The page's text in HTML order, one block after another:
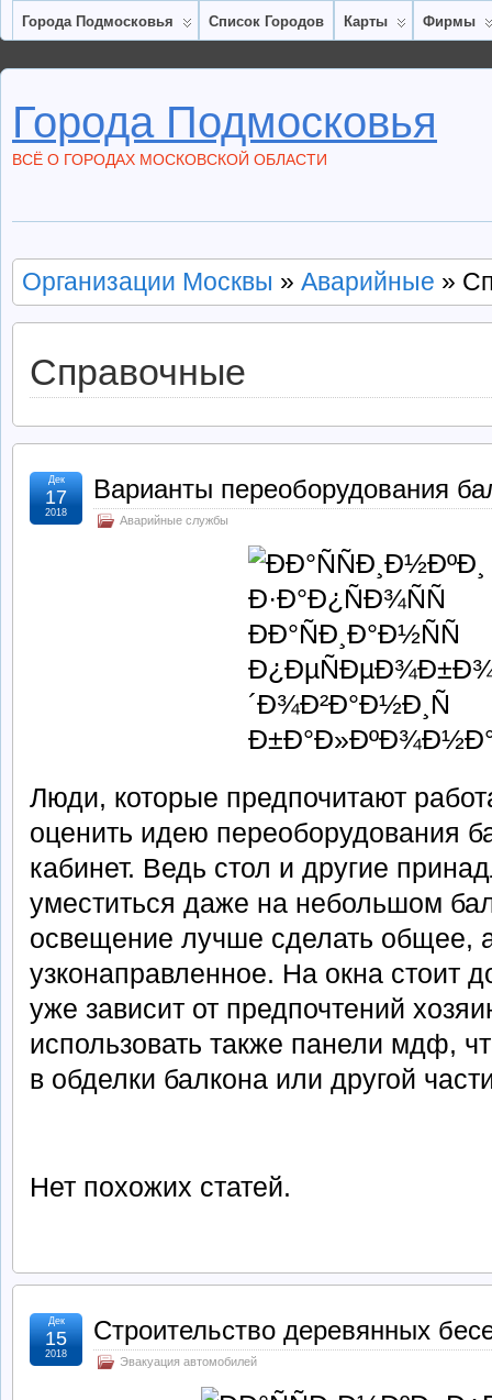
Города Подмосковья Список Городов Карты Фирмы
Города Подмосковья
ВСЁ О ГОРОДАХ МОСКОВСКОЙ ОБЛАСТИ
Организации Москвы » Аварийные »
Справочные
Варианты переоборудования
Аварийные службы
Дек
17
2018
Люди, которые предпочитают
оценить идею переоборудования
кабинет. Ведь стол и другие
уместиться даже на небольшом
освещение лучше сделать общее,
узконаправленное. На окна стоит
уже зависит от предпочтений
использовать также панели мдф,
в обделки балкона или другой
Нет похожих статей.
Строительство деревянных
Эвакуация автомобилей
Дек
15
2018